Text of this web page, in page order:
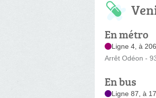
En métro
Ligne 4, à
Arrêt Odéon -
En bus
Ligne 87, à